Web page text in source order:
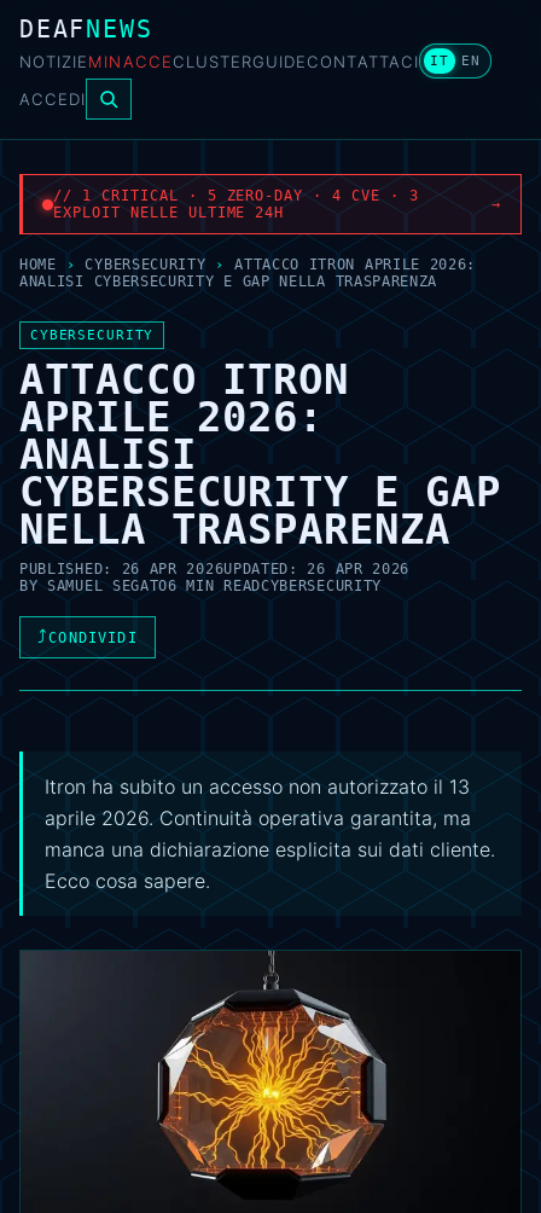
DEAFNEWS
NOTIZIEMINACCECLUSTERGUIDECONTATTACI IT EN
ACCEDI
// 1 CRITICAL · 5 ZERO-DAY · 4 CVE · 3
EXPLOIT NELLE ULTIME 24H
→
HOME › CYBERSECURITY ›
ATTACCO ITRON APRILE 2026:
ANALISI CYBERSECURITY E GAP NELLA TRASPARENZA
CYBERSECURITY
ATTACCO ITRON
APRILE 2026:
ANALISI
CYBERSECURITY E GAP
NELLA TRASPARENZA
PUBLISHED: 26 APR 2026UPDATED: 26 APR 2026
BYSAMUEL SEGATO6 MIN READCYBERSECURITY
⤴CONDIVIDI
Itron ha subito un accesso non autorizzato il 13
aprile 2026. Continuità operativa garantita, ma
manca una dichiarazione esplicita sui dati cliente.
Ecco cosa sapere.